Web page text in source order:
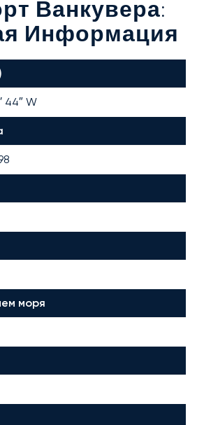
Ванкувера:
Информация
44″ W
моря